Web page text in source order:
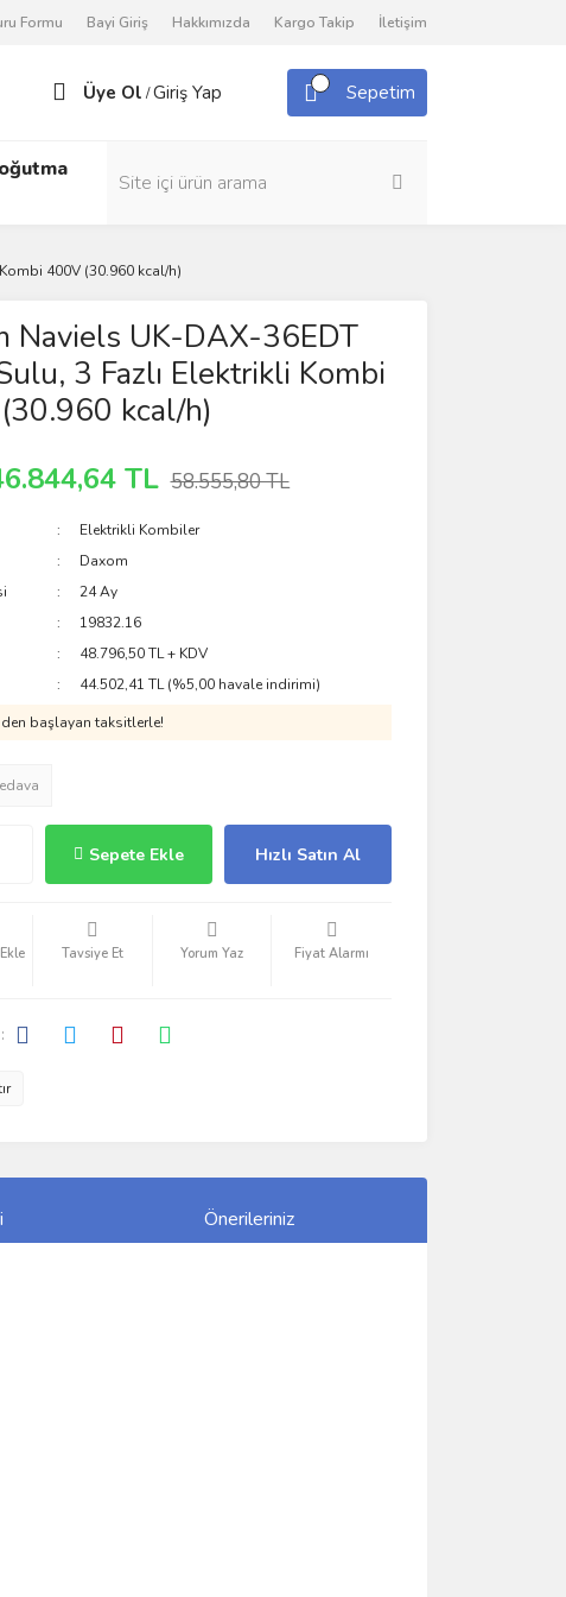
Formu Bayi Giriş Hakkımızda Kargo Takip İletişim
Üye Ol /Giriş Yap Sepetim
400V (30.960 kcal/h)
Naviels UK-DAX-36EDT
3 Fazlı Elektrikli Kombi
kcal/h)
TL 58.555,80 TL
Elektrikli Kombiler
Daxom
24 Ay
19832.16
48.796,50 TL + KDV
44.502,41 TL (%5,00 havale indirimi)
başlayan taksitlerle!
Sepete Ekle Hızlı Satın Al
Tavsiye Et Yorum Yaz Fiyat Alarmı
Önerileriniz